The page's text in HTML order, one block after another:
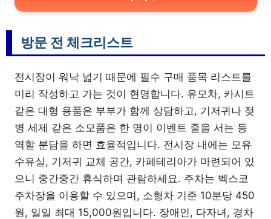
방문 전 체크리스트
전시장이 워낙 넓기 때문에 필수 구매 품목 리스트를
미리 작성하고 가는 것이 현명합니다. 유모차, 카시트
같은 대형 용품은 부부가 함께 상담하고, 기저귀나 젖
병 세제 같은 소모품은 한 명이 이벤트 줄을 서는 등
역할 분담을 하면 효율적입니다. 전시장 내에는 모유
수유실, 기저귀 교체 공간, 카페테리아가 마련되어 있
으니 중간중간 휴식하며 관람하세요. 주차는 벡스코
주차장을 이용할 수 있으며, 소형차 기준 10분당 450
원, 일일 최대 15,000원입니다. 장애인, 다자녀, 경차